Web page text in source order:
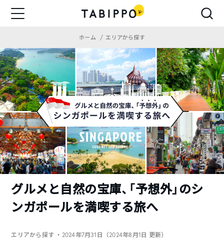
ホーム エリアから探す
グルメと自然の宝庫、「予想外」のシ
ンガポールを満喫する旅へ
エリアから探す ・2024年7月31日（2024年8月1日 更新）